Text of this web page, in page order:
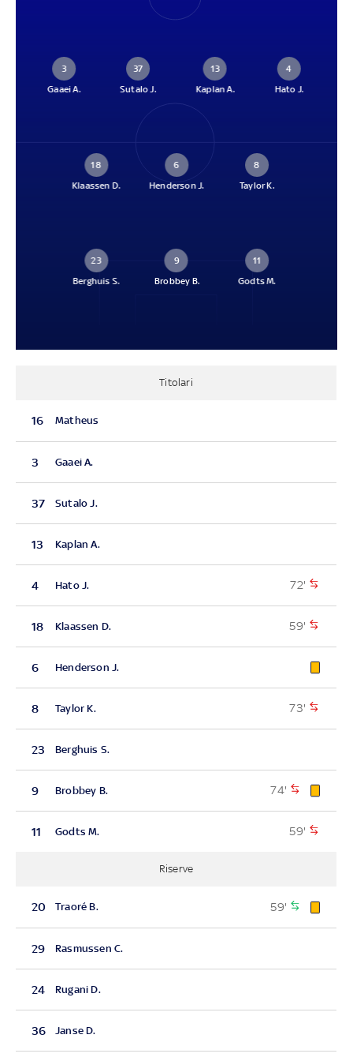
3
Gaaei A.
37
Sutalo J.
13
Kaplan A.
4
Hato J.
18
Klaassen D.
6
Henderson J.
8
Taylor K.
23
Berghuis S.
9
Brobbey B.
11
Godts M.
Titolari
16 Matheus
3 Gaaei A.
37 Sutalo J.
13 Kaplan A.
4 Hato J. 72'
18 Klaassen D. 59'
6 Henderson J.
8 Taylor K. 73'
23 Berghuis S.
9 Brobbey B. 74'
11 Godts M. 59'
Riserve
20 Traoré B. 59'
29 Rasmussen C.
24 Rugani D.
36 Janse D.